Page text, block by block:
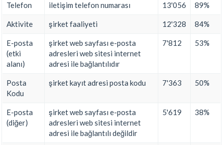
Telefon iletişim telefon numarası 13'056 89%
Aktivite şirket faaliyeti 12'328 84%
E-posta
(etki
alanı)
şirket web sayfası e-posta
adresleri web sitesi internet
adresi ile bağlantılıdır
7'812 53%
Posta
Kodu
şirket kayıt adresi posta kodu 7'363 50%
E-posta
(diğer)
şirket web sayfası e-posta
adresleri web sitesi internet
adresi ile bağlantılı değildir
5'619 38%